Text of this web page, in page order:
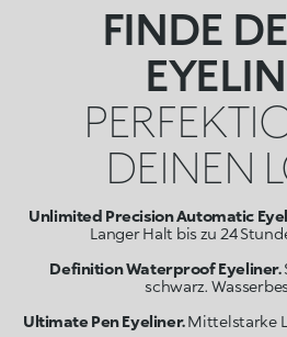
FINDE
DEINEN
Unlimited Precision Automatic
Langer Halt bis zu 24
Definition Waterproof Eyeliner.
schwarz.
Ultimate Pen Eyeliner.Mittelstarke